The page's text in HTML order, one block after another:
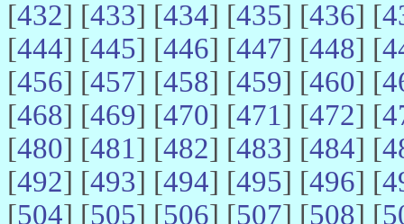
[432] [433] [434] [435] [436] [
[444] [445] [446] [447] [448] [
[456] [457] [458] [459] [460] [
[468] [469] [470] [471] [472] [
[480] [481] [482] [483] [484] [
[492] [493] [494] [495] [496] [
[504] [505] [506] [507] [508] [